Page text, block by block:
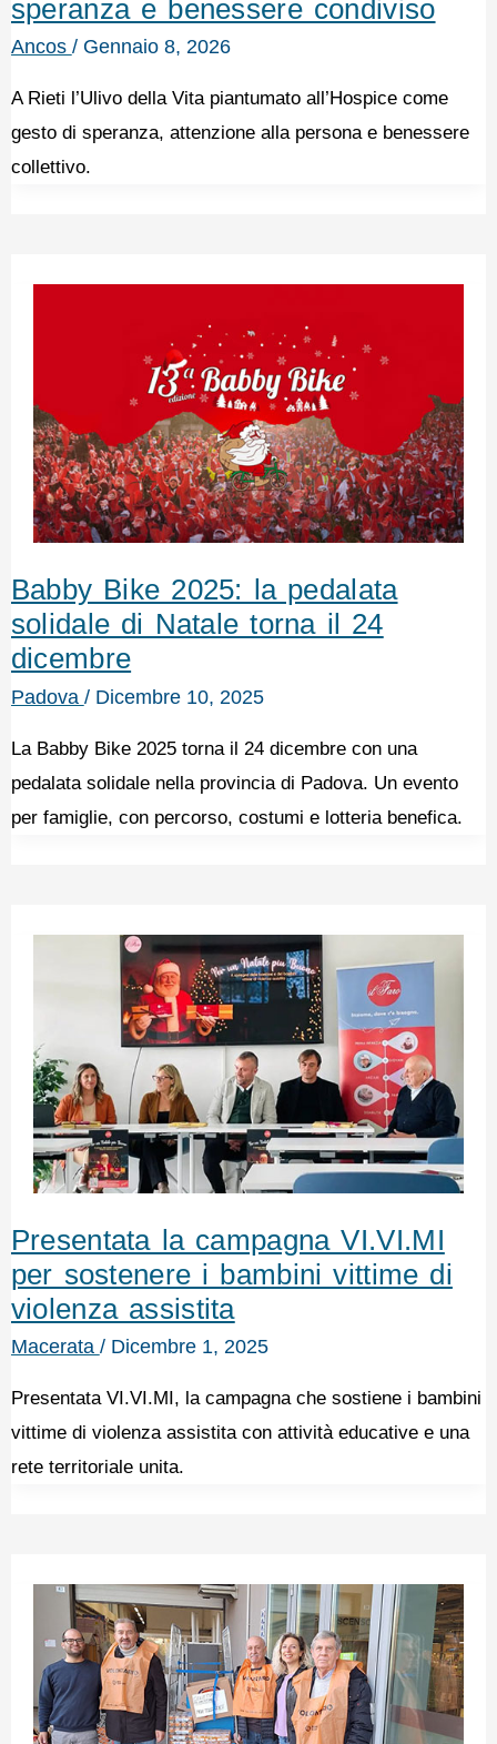
speranza e benessere condiviso
Ancos / Gennaio 8, 2026
A Rieti l’Ulivo della Vita piantumato all’Hospice come
gesto di speranza, attenzione alla persona e benessere
collettivo.
Babby Bike 2025: la pedalata
solidale di Natale torna il 24
dicembre
Padova / Dicembre 10, 2025
La Babby Bike 2025 torna il 24 dicembre con una
pedalata solidale nella provincia di Padova. Un evento
per famiglie, con percorso, costumi e lotteria benefica.
Presentata la campagna VI.VI.MI
per sostenere i bambini vittime di
violenza assistita
Macerata / Dicembre 1, 2025
Presentata VI.VI.MI, la campagna che sostiene i bambini
vittime di violenza assistita con attività educative e una
rete territoriale unita.